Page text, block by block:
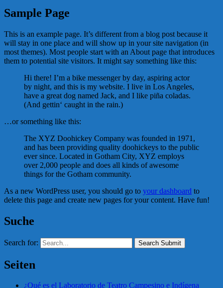
Sample Page
This is an example page. It’s different from a blog post because it
will stay in one place and will show up in your site navigation (in
most themes). Most people start with an About page that introduces
them to potential site visitors. It might say something like this:
Hi there! I’m a bike messenger by day, aspiring actor
by night, and this is my website. I live in Los Angeles,
have a great dog named Jack, and I like piña coladas.
(And gettin‘ caught in the rain.)
…or something like this:
The XYZ Doohickey Company was founded in 1971,
and has been providing quality doohickeys to the public
ever since. Located in Gotham City, XYZ employs
over 2,000 people and does all kinds of awesome
things for the Gotham community.
As a new WordPress user, you should go to your dashboard to
delete this page and create new pages for your content. Have fun!
Suche
Search for: Search Submit
Seiten
¿Qué es el Laboratorio de Teatro Campesino e Indígena